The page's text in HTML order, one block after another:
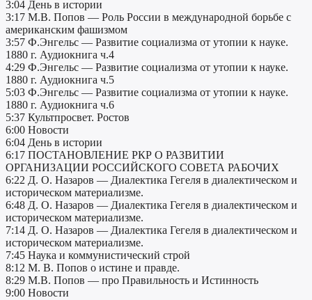
3:04 День в истории
3:17 М.В. Попов — Роль России в международной борьбе с
американским фашизмом
3:57 Ф.Энгельс — Развитие социализма от утопии к науке.
1880 г. Аудиокнига ч.4
4:29 Ф.Энгельс — Развитие социализма от утопии к науке.
1880 г. Аудиокнига ч.5
5:03 Ф.Энгельс — Развитие социализма от утопии к науке.
1880 г. Аудиокнига ч.6
5:37 Культпросвет. Ростов
6:00 Новости
6:04 День в истории
6:17 ПОСТАНОВЛЕНИЕ РКР О РАЗВИТИИ
ОРГАНИЗАЦИИ РОССИЙСКОГО СОВЕТА РАБОЧИХ
6:22 Д. О. Назаров — Диалектика Гегеля в диалектическом и
историческом материализме.
6:48 Д. О. Назаров — Диалектика Гегеля в диалектическом и
историческом материализме.
7:14 Д. О. Назаров — Диалектика Гегеля в диалектическом и
историческом материализме.
7:45 Наука и коммунистический строй
8:12 М. В. Попов о истине и правде.
8:29 М.В. Попов — про Правильность и Истинность
9:00 Новости